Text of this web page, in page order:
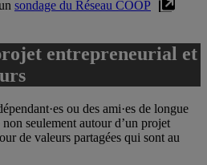
sondage du Réseau COOP
entrepreneurial et
ou des ami·es de longue
seulement autour d’un projet
de valeurs partagées qui sont au